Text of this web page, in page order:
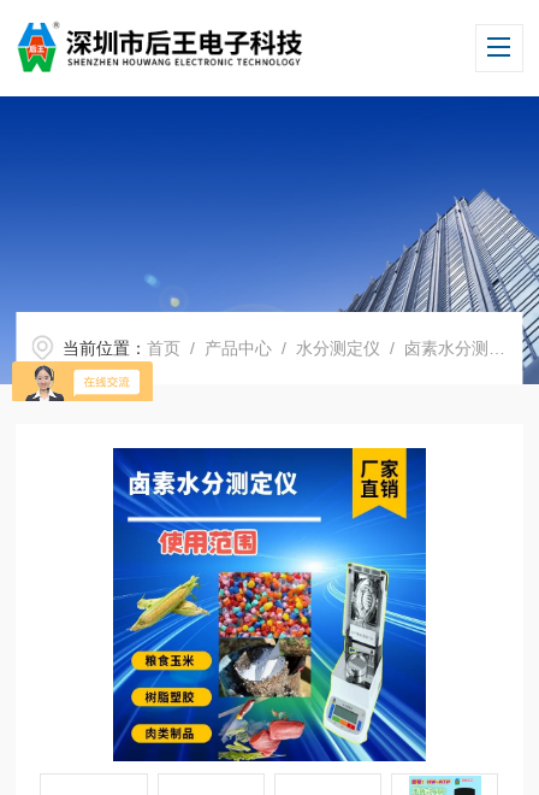
当前位置：首页 / 产品中心 / 水分测定仪 / 卤素水分测定仪 /